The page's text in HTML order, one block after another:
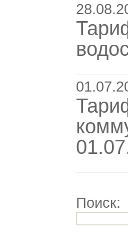
Поиск: